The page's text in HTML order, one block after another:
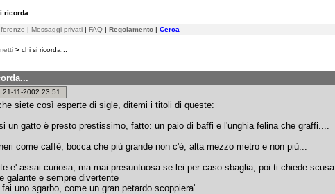
ricorda...
| Messaggi privati | FAQ | Regolamento | Cerca
> chi si ricorda...
21-11-2002 23:51
siete così esperte di sigle, ditemi i titoli di queste:
un gatto è presto prestissimo, fatto: un paio di baffi e l'unghia felina che graffi....
come caffè, bocca che più grande non c'è, alta mezzo metro e non più...
e' assai curiosa, ma mai presuntuosa se lei per caso sbaglia, poi ti chiede scusa
galante e sempre divertente
uno sgarbo, come un gran petardo scoppiera'...